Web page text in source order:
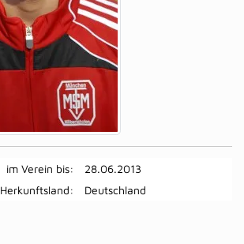
im Verein bis:
28.06.2013
Herkunftsland:
Deutschland